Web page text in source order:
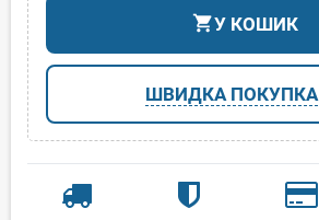
shopping_cartУ КОШИК
ШВИДКА ПОКУПКА